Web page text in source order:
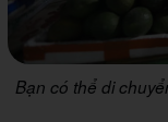
Bạn có thể di